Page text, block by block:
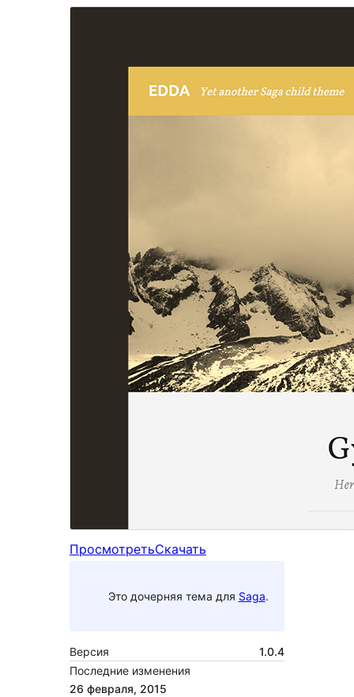
ПросмотретьСкачать
Это дочерняя тема для Saga.
Версия
1.0.4
Последние изменения
26 февраля, 2015